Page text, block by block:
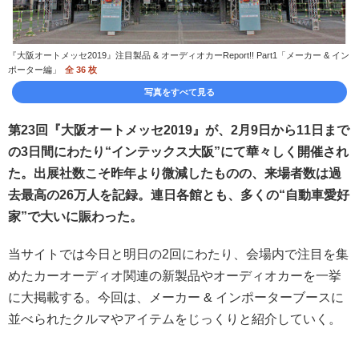
『大阪オートメッセ2019』注目製品 & オーディオカーReport!! Part1「メーカー & イン
ポーター編」
全 36 枚
写真をすべて見る
第23回『大阪オートメッセ2019』が、2月9日から11日まで
の3日間にわたり“インテックス大阪”にて華々しく開催され
た。出展社数こそ昨年より微減したものの、来場者数は過
去最高の26万人を記録。連日各館とも、多くの“自動車愛好
家”で大いに賑わった。
当サイトでは今日と明日の2回にわたり、会場内で注目を集
めたカーオーディオ関連の新製品やオーディオカーを一挙
に大掲載する。今回は、メーカー & インポーターブースに
並べられたクルマやアイテムをじっくりと紹介していく。